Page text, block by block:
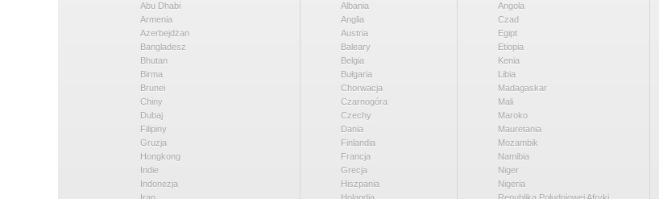
Abu Dhabi
Armenia
Azerbejdżan
Bangladesz
Bhutan
Birma
Brunei
Chiny
Dubaj
Filipiny
Gruzja
Hongkong
Indie
Indonezja
Albania
Anglia
Austria
Baleary
Belgia
Bułgaria
Chorwacja
Czarnogóra
Czechy
Dania
Finlandia
Francja
Grecja
Hiszpania
Angola
Czad
Egipt
Etiopia
Kenia
Libia
Madagaskar
Mali
Maroko
Mauretania
Mozambik
Namibia
Niger
Nigeria